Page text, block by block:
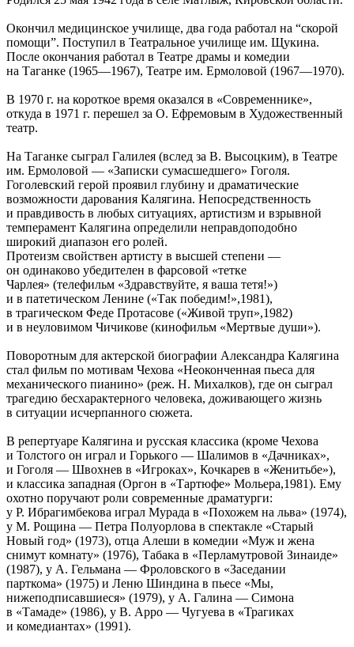
Окончил медицинское училище, два года работал на “скорой
помощи”. Поступил в Театральное училище им. Щукина.
После окончания работал в Театре драмы и комедии
на Таганке (1965—1967), Театре им. Ермоловой (1967—1970).
В 1970 г. на короткое время оказался в «Современнике»,
откуда в 1971 г. перешел за О. Ефремовым в Художественный
театр.
На Таганке сыграл Галилея (вслед за В. Высоцким), в Театре
им. Ермоловой — «Записки сумасшедшего» Гоголя.
Гоголевский герой проявил глубину и драматические
возможности дарования Калягина. Непосредственность
и правдивость в любых ситуациях, артистизм и взрывной
темперамент Калягина определили неправдоподобно
широкий диапазон его ролей.
Протеизм свойствен артисту в высшей степени —
он одинаково убедителен в фарсовой «тетке
Чарлея» (телефильм «Здравствуйте, я ваша тетя!»)
и в патетическом Ленине («Так победим!»,1981),
в трагическом Феде Протасове («Живой труп»,1982)
и в неуловимом Чичикове (кинофильм «Мертвые души»).
Поворотным для актерской биографии Александра Калягина
стал фильм по мотивам Чехова «Неоконченная пьеса для
механического пианино» (реж. Н. Михалков), где он сыграл
трагедию бесхарактерного человека, доживающего жизнь
в ситуации исчерпанного сюжета.
В репертуаре Калягина и русская классика (кроме Чехова
и Толстого он играл и Горького — Шалимов в «Дачниках»,
и Гоголя — Швохнев в «Игроках», Кочкарев в «Женитьбе»),
и классика западная (Оргон в «Тартюфе» Мольера,1981). Ему
охотно поручают роли современные драматурги:
у Р. Ибрагимбекова играл Мурада в «Похожем на льва» (1974),
у М. Рощина — Петра Полуорлова в спектакле «Старый
Новый год» (1973), отца Алеши в комедии «Муж и жена
снимут комнату» (1976), Табака в «Перламутровой Зинаиде»
(1987), у А. Гельмана — Фроловского в «Заседании
парткома» (1975) и Леню Шиндина в пьесе «Мы,
нижеподписавшиеся» (1979), у А. Галина — Симона
в «Тамаде» (1986), у В. Арро — Чугуева в «Трагиках
и комедиантах» (1991).